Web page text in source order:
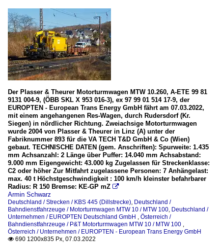
Der Plasser & Theurer Motorturmwagen MTW 10.260, A-ETE 99 81
9131 004-9, (ÖBB SKL X 953 016-3), ex 97 99 01 514 17-9, der
EUROPTEN - European Trans Energy GmbH fährt am 07.03.2022,
mit einem angehangenen Res-Wagen, durch Rudersdorf (Kr.
Siegen) in nördlicher Richtung. Zweiachsige Motorturmwagen
wurde 2004 von Plasser & Theurer in Linz (A) unter der
Fabriknummer 893 für die VA TECH T&D GmbH & Co (Wien)
gebaut. TECHNISCHE DATEN (gem. Anschriften): Spurweite: 1.435
mm Achsanzahl: 2 Länge über Puffer: 14.040 mm Achsabstand:
9.000 mm Eigengewicht: 43.000 kg Zugelassen für Streckenklasse:
C2 oder höher Zur Mitfahrt zugelassene Personen: 7 Anhängelast:
max. 40 t Höchstgeschwindigkeit : 100 km/h kleinster befahrbarer
Radius: R 150 Bremse: KE-GP mZ 
Armin Schwarz
Deutschland / Strecken / KBS 445 (Dillstrecke) Deutschland /
Bahndienstfahrzeuge / Motorturmwagen MTW 10 / MTW 100 Deutschland /
Unternehmen / EUROPTEN Deutschland GmbH
Österreich /
Bahndienstfahrzeuge / P&T Motorturmwagen MTW 10 / MTW 100
Österreich / Unternehmen / EUROPTEN - European Trans Energy GmbH
 690 1200x835 Px, 07.03.2022